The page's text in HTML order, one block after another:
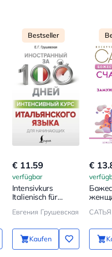
Bestseller
€ 11.59
verfügbar
Intensivkurs
Italienisch für
Евгения Грушевская
Kaufen
€